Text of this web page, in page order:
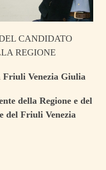
CANDIDATO
REGIONE
Friuli Venezia Giulia
della Regione e del
del Friuli Venezia